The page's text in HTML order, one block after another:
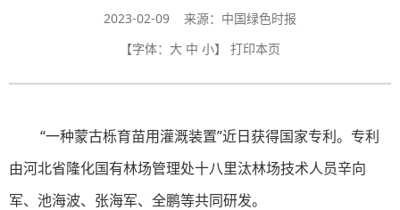
2023-02-09 来源：中国绿色时报
【字体： 大 中 小】 打印本页
“一种蒙古栎育苗用灌溉装置”近日获得国家专利。专利
由河北省隆化国有林场管理处十八里汰林场技术人员辛向
军、池海波、张海军、全鹏等共同研发。